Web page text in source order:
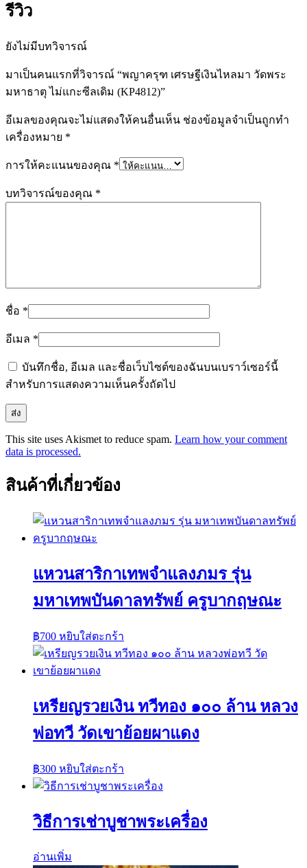
รีวิว
ยังไม่มีบทวิจารณ์
มาเป็นคนแรกที่วิจารณ์ “พญาครุฑ เศรษฐีเงินไหลมา วัดพระ
มหาธาตุ ไม่แกะซีลเดิม (KP4812)”
อีเมลของคุณจะไม่แสดงให้คนอื่นเห็น ช่องข้อมูลจำเป็นถูกทำ
เครื่องหมาย *
การให้คะแนนของคุณ *
บทวิจารณ์ของคุณ *
ชื่อ *
อีเมล *
บันทึกชื่อ, อีเมล และชื่อเว็บไซต์ของฉันบนเบราว์เซอร์นี้
สำหรับการแสดงความเห็นครั้งถัดไป
This site uses Akismet to reduce spam. Learn how your comment
data is processed.
สินค้าที่เกี่ยวข้อง
แหวนสาริกาเทพจำแลงภมร รุ่น
มหาเทพบันดาลทรัพย์ ครูบากฤษณะ
฿700 หยิบใส่ตะกร้า
เหรียญรวยเงิน ทวีทอง ๑๐๐ ล้าน หลวง
พ่อทวี วัดเขาย้อยผาแดง
฿300 หยิบใส่ตะกร้า
วิธีการเช่าบูชาพระเครื่อง
อ่านเพิ่ม